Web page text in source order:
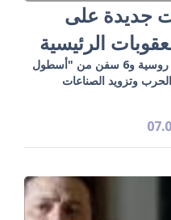
جديدة على
الرئيسية
العقوبات تشمل 19 كياناً بينها 6 بنوك روسية و6 سفن من "أسطول
وتزويد الصناعات